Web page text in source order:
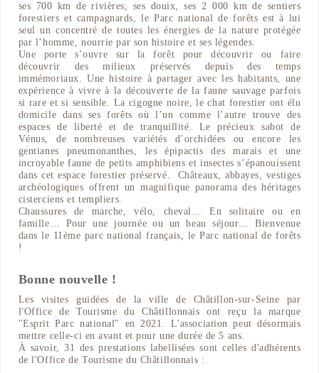
ses 700 km de rivières, ses douix, ses 2 000 km de sentiers
forestiers et campagnards, le Parc national de forêts est à lui
seul un concentré de toutes les énergies de la nature protégée
par l’homme, nourrie par son histoire et ses légendes.
Une porte s’ouvre sur la forêt pour découvrir ou faire
découvrir des milieux préservés depuis des temps
immémoriaux. Une histoire à partager avec les habitants, une
expérience à vivre à la découverte de la faune sauvage parfois
si rare et si sensible. La cigogne noire, le chat forestier ont élu
domicile dans ses forêts où l’un comme l’autre trouve des
espaces de liberté et de tranquillité. Le précieux sabot de
Vénus, de nombreuses variétés d’orchidées ou encore les
gentianes pneumonanthes, les épipactis des marais et une
incroyable faune de petits amphibiens et insectes s’épanouissent
dans cet espace forestier préservé. Châteaux, abbayes, vestiges
archéologiques offrent un magnifique panorama des héritages
cisterciens et templiers.
Chaussures de marche, vélo, cheval… En solitaire ou en
famille… Pour une journée ou un beau séjour… Bienvenue
dans le 11ème parc national français, le Parc national de forêts
!
Bonne nouvelle !
Les visites guidées de la ville de Châtillon-sur-Seine par
l'Office de Tourisme du Châtillonnais ont reçu la marque
"Esprit Parc national" en 2021. L'association peut désormais
mettre celle-ci en avant et pour une durée de 5 ans.
À savoir, 31 des prestations labellisées sont celles d'adhérents
de l'Office de Tourisme du Châtillonnais :